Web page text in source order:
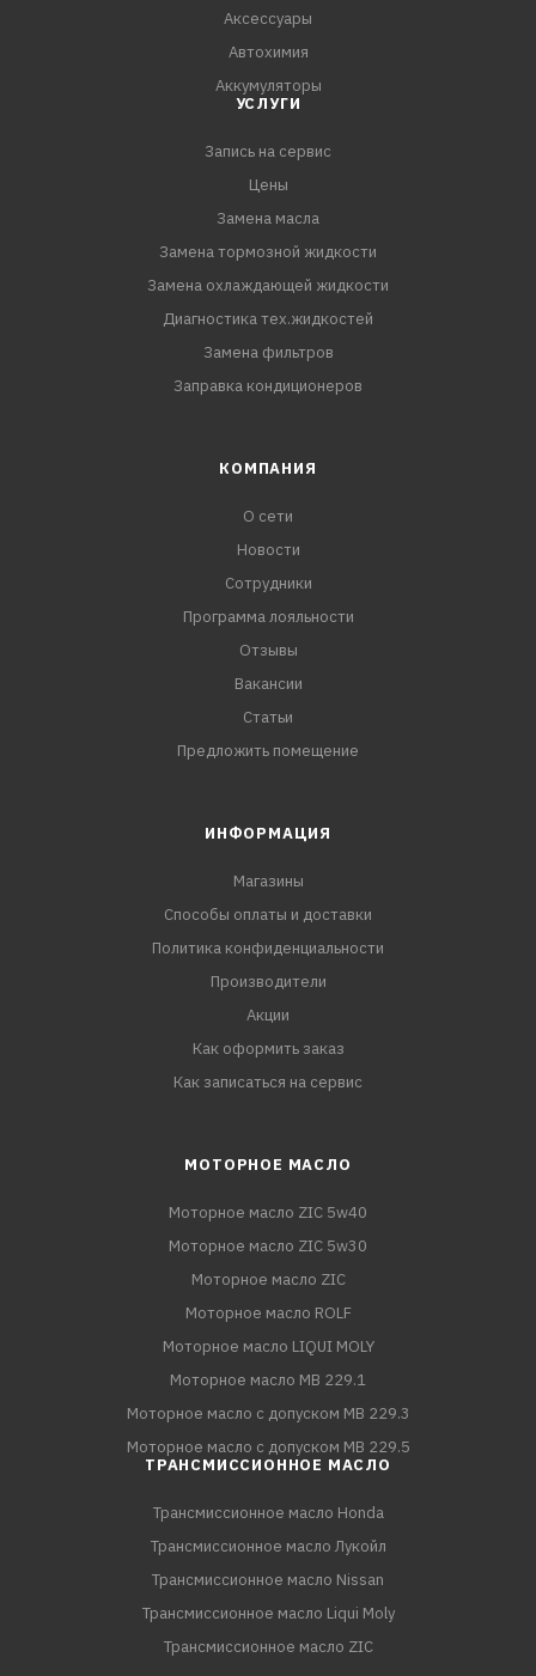
Аксессуары
Автохимия
Аккумуляторы
УСЛУГИ
Запись на сервис
Цены
Замена масла
Замена тормозной жидкости
Замена охлаждающей жидкости
Диагностика тех.жидкостей
Замена фильтров
Заправка кондиционеров
КОМПАНИЯ
О сети
Новости
Сотрудники
Программа лояльности
Отзывы
Вакансии
Статьи
Предложить помещение
ИНФОРМАЦИЯ
Магазины
Способы оплаты и доставки
Политика конфиденциальности
Производители
Акции
Как оформить заказ
Как записаться на сервис
МОТОРНОЕ МАСЛО
Моторное масло ZIC 5w40
Моторное масло ZIC 5w30
Моторное масло ZIC
Моторное масло ROLF
Моторное масло LIQUI MOLY
Моторное масло MB 229.1
Моторное масло с допуском MB 229.3
Моторное масло с допуском MB 229.5
ТРАНСМИССИОННОЕ МАСЛО
Трансмиссионное масло Honda
Трансмиссионное масло Лукойл
Трансмиссионное масло Nissan
Трансмиссионное масло Liqui Moly
Трансмиссионное масло ZIC